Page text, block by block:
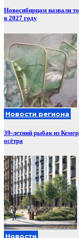
Новосибирцам назвали
в 2027 году
Новости региона
39-летний рыбак из
осётра
Новости